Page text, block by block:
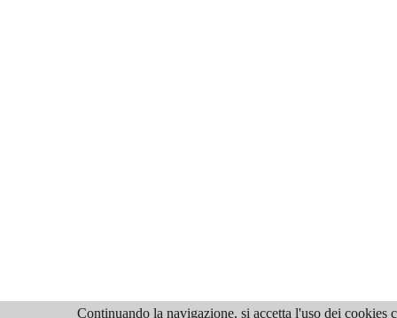
Continuando la navigazione, si accetta l'uso dei